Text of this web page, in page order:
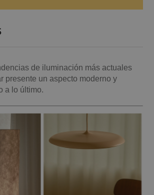
de iluminación más actuales
presente un aspecto moderno y
a lo último.